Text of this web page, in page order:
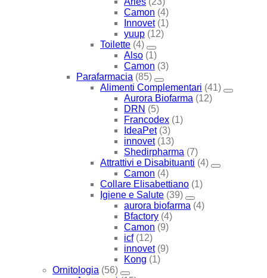
Camon (4)
Innovet (1)
yuup (12)
Toilette (4)
Also (1)
Camon (3)
Parafarmacia (85)
Alimenti Complementari (41)
Aurora Biofarma (12)
DRN (5)
Francodex (1)
IdeaPet (3)
innovet (13)
Shedirpharma (7)
Attrattivi e Disabituanti (4)
Camon (4)
Collare Elisabettiano (1)
Igiene e Salute (39)
aurora biofarma (4)
Bfactory (4)
Camon (9)
icf (12)
innovet (9)
Kong (1)
Ornitologia (56)